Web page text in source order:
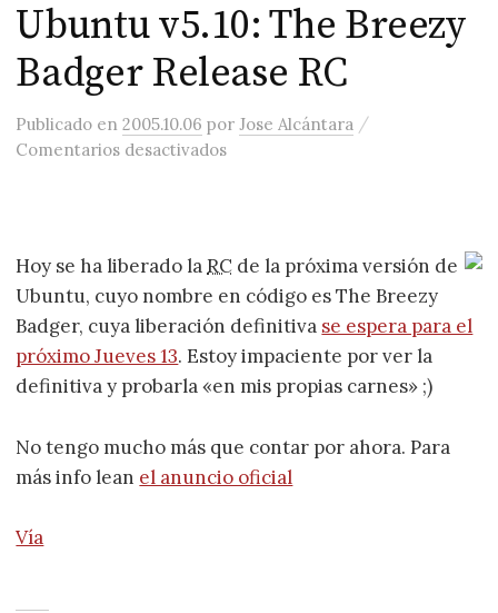
Ubuntu v5.10: The Breezy
Badger Release RC
Publicado en2005.10.06 porJose Alcántara /
Comentarios desactivadosen Ubuntu v5.10: The Breezy
Hoy se ha liberado laRC de la próxima versión de
Ubuntu, cuyo nombre en código es The Breezy
Badger, cuya liberación definitiva se espera para el
próximo Jueves 13. Estoy impaciente por ver la
definitiva y probarla «en mis propias carnes» ;)
No tengo mucho más que contar por ahora. Para
más info lean el anuncio oficial
Vía